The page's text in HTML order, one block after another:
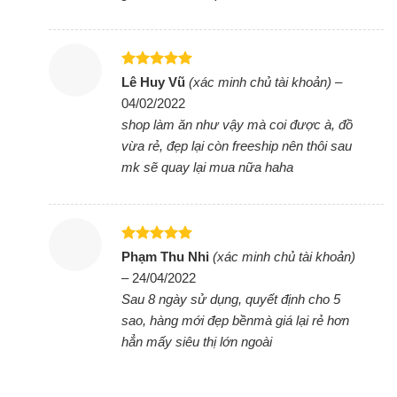
được âm trầm đầy uy lực, ma mị, trải nghiệm âm
thanh sống động, đã tai.Các chế độ âm thanh đa
dạng như Party, tiêu chuẩn, HipHop, EDM, Rock,
Latin, House và Reggae, cho bạn tùy chọn theo
từng thể loại nhạc để âm thanh được tối ưu, nghe
nhạc hay và lôi cuốn hơn.
Cài đặt ứng dụng Samsung Audio Remote vào
động của mình thành điều khiển từ xa để tùy chỉnh
chức năng trên loa thuận tiện.
Ứng dụng Samsung Audio Remote
Được xếp
5
sao
Lê Huy Vũ(xác minh chủ tài khoản) –
04/02/2022
shop làm ăn như vậy mà coi được à, đồ
vừa rẻ, đẹp lại còn freeship nên thôi sau
mk sẽ quay lại mua nữa haha
Được xếp
hạng
sao
Phạm Thu Nhi(xác minh chủ tài khoản)
– 24/04/2022
Sau 8 ngày sử dụng, quyết định cho 5
sao, hàng mới đẹp bềnmà giá lại rẻ hơn
hẳn mấy siêu thị lớn ngoài